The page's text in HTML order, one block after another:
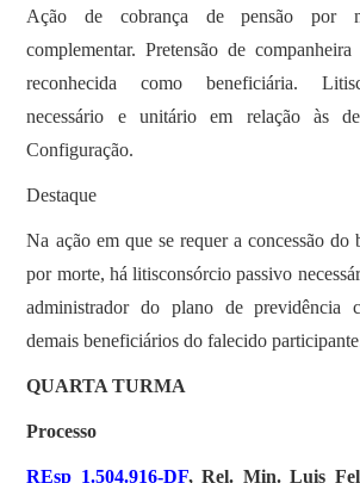
Ação de cobrança de pensão por
complementar. Pretensão de
reconhecida como beneficiária.
necessário e unitário em relação às
Configuração.
Destaque
Na ação em que se requer a concessão do
por morte, há litisconsórcio passivo
administrador do plano de previdência
demais beneficiários do falecido
QUARTA TURMA
Processo
REsp 1.504.916-DF, Rel. Min. Luis